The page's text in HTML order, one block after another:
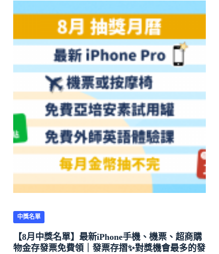
中獎名單
【8月中獎名單】最新iPhone手機、機票、超商購
物金存發票免費領｜發票存摺✨對獎機會最多的發